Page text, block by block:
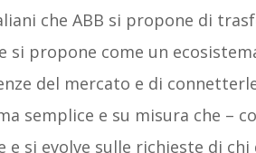
che ABB si propone di
si propone come un
del mercato e di
semplice e su misura che –
e si evolve sulle richieste di